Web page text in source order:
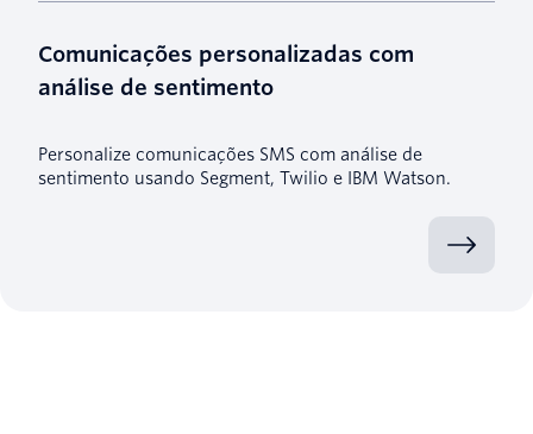
Comunicações personalizadas com
análise de sentimento
Personalize comunicações SMS com análise de
sentimento usando Segment, Twilio e IBM Watson.